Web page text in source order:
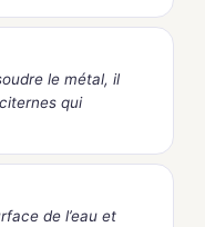
le métal, il
qui
de l’eau et